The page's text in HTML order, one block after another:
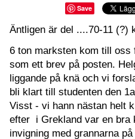
Save
Äntligen är del ....70-11 (?)
6 ton marksten kom till oss
som ett brev på posten.
liggande på knä och vi
bli klart till studenten den
Visst - vi hann nästan helt
efter i Grekland var en bra
invigning med grannarna